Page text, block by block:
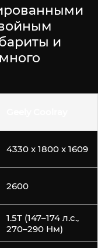
и
4330 x 1800 x 1609
2600
1.5T (147–174 л.с.,
270–290 Нм)